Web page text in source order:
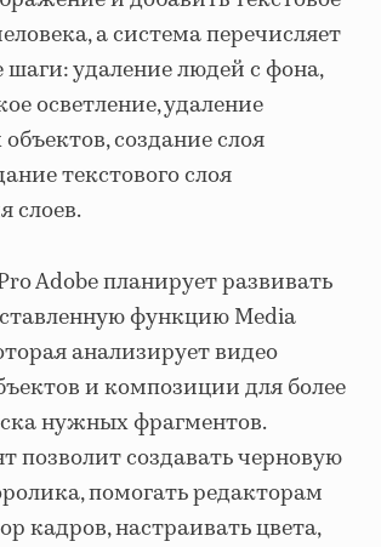
а система перечисляет
удаление людей с фона,
осветление, удаление
создание слоя
текстового слоя
слоев.
Adobe планирует развивать
функцию Media
анализирует видео
и композиции для более
нужных фрагментов.
позволит создавать черновую
помогать редакторам
кадров, настраивать цвета,